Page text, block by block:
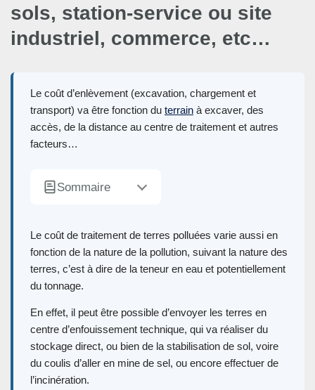
sols, station-service ou site
industriel, commerce, etc…
Le coût d’enlèvement (excavation, chargement et
transport) va être fonction du terrain à excaver, des
accès, de la distance au centre de traitement et autres
facteurs…
Sommaire
Le coût de traitement de terres polluées varie aussi en
fonction de la nature de la pollution, suivant la nature des
terres, c’est à dire de la teneur en eau et potentiellement
du tonnage.
En effet, il peut être possible d’envoyer les terres en
centre d’enfouissement technique, qui va réaliser du
stockage direct, ou bien de la stabilisation de sol, voire
du coulis d’aller en mine de sel, ou encore effectuer de
l’incinération.